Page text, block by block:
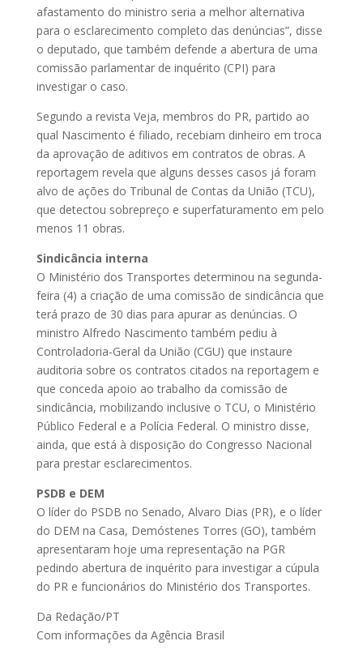
afastamento do ministro seria a melhor alternativa
para o esclarecimento completo das denúncias”, disse
o deputado, que também defende a abertura de uma
comissão parlamentar de inquérito (CPI) para
investigar o caso.
Segundo a revista Veja, membros do PR, partido ao
qual Nascimento é filiado, recebiam dinheiro em troca
da aprovação de aditivos em contratos de obras. A
reportagem revela que alguns desses casos já foram
alvo de ações do Tribunal de Contas da União (TCU),
que detectou sobrepreço e superfaturamento em pelo
menos 11 obras.
Sindicância interna
O Ministério dos Transportes determinou na segunda-
feira (4) a criação de uma comissão de sindicância que
terá prazo de 30 dias para apurar as denúncias. O
ministro Alfredo Nascimento também pediu à
Controladoria-Geral da União (CGU) que instaure
auditoria sobre os contratos citados na reportagem e
que conceda apoio ao trabalho da comissão de
sindicância, mobilizando inclusive o TCU, o Ministério
Público Federal e a Polícia Federal. O ministro disse,
ainda, que está à disposição do Congresso Nacional
para prestar esclarecimentos.
PSDB e DEM
O líder do PSDB no Senado, Alvaro Dias (PR), e o líder
do DEM na Casa, Demóstenes Torres (GO), também
apresentaram hoje uma representação na PGR
pedindo abertura de inquérito para investigar a cúpula
do PR e funcionários do Ministério dos Transportes.
Da Redação/PT
Com informações da Agência Brasil